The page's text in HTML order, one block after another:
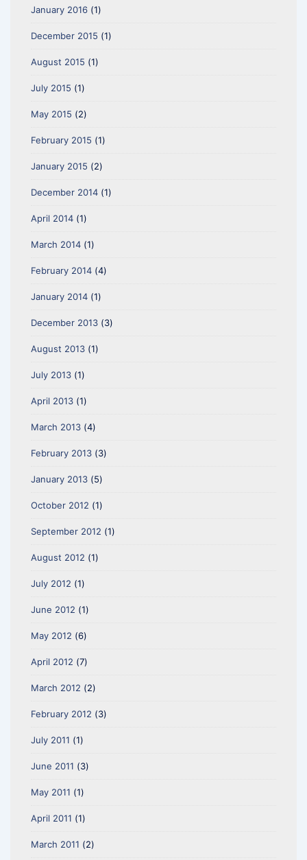
January 2016 (1)
December 2015 (1)
August 2015 (1)
July 2015 (1)
May 2015 (2)
February 2015 (1)
January 2015 (2)
December 2014 (1)
April 2014 (1)
March 2014 (1)
February 2014 (4)
January 2014 (1)
December 2013 (3)
August 2013 (1)
July 2013 (1)
April 2013 (1)
March 2013 (4)
February 2013 (3)
January 2013 (5)
October 2012 (1)
September 2012 (1)
August 2012 (1)
July 2012 (1)
June 2012 (1)
May 2012 (6)
April 2012 (7)
March 2012 (2)
February 2012 (3)
July 2011 (1)
June 2011 (3)
May 2011 (1)
April 2011 (1)
March 2011 (2)